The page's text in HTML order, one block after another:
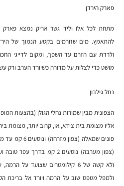
פארק הירדן
מתחת לכל אלו וליד גשר אריק נמצא פארק
להתאמץ. מים שזורמים בקטע הנמוך של
ולרדת עם הזרם עד השפך, ומקום לדייגי
מושט כדי לצלות על מדורה כשיורד הערב ורק
נחל גילבון
הצפונית מבין שמורות נחלי הגולן (בהצעות
אליו מצומת בית צידא, או, קרוב יותר, מצומת
פונים שמאלה
(צפון מערבה) נוסעים 2 קמ
ולא קשה של 6 קילומטרים שצועד על
ולמפל מטפס שוב על הרמה ויורד אל בריכת